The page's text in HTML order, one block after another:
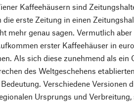
Kaffeehäusern sind
die erste Zeitung in einen
mehr genau sagen. Vermutlich
erster Kaffeehäuser in
Als sich diese zunehmend als ein
des Weltgeschehens
Verschiedene Versionen
Ursprungs und Verbreitung,